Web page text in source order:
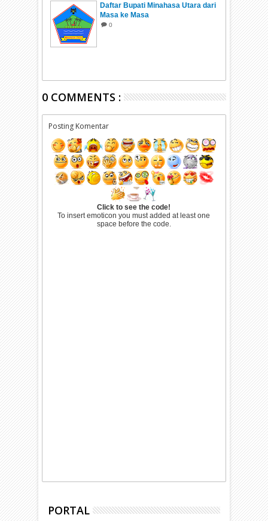
Daftar Bupati Minahasa Utara dari
Masa ke Masa
0
0 COMMENTS :
Posting Komentar
Click to see the code!
To insert emoticon you must added at least one
space before the code.
PORTAL